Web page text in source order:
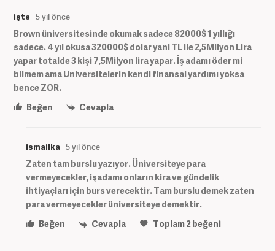
işte 5 yıl önce
Brown üniversitesinde okumak sadece 82000$ 1 yıllığı
sadece. 4 yıl okusa 320000$ dolar yani TL ile 2,5Milyon Lira
yapar totalde 3 kişi 7,5Milyon lira yapar. İş adamı öder mi
bilmem ama Universitelerin kendi finansal yardımı yoksa
bence ZOR.
Beğen
Cevapla
ismailka 5 yıl önce
Zaten tam burslu yazıyor. Üniversiteye para
vermeyecekler, işadamı onların kira ve gündelik
ihtiyaçları için burs verecektir. Tam burslu demek zaten
para vermeyecekler üniversiteye demektir.
Beğen
Cevapla Toplam2beğeni